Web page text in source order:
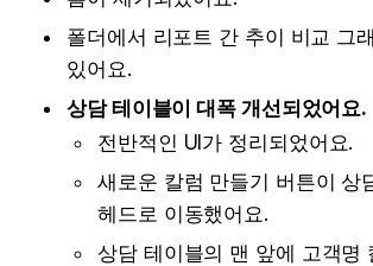
폴더에서 리포트 간 추이 비교 그
있어요.
상담 테이블이 대폭 개선되었어요.
전반적인 UI가 정리되었어요.
새로운 칼럼 만들기 버튼이 상
헤드로 이동했어요.
상담 테이블의 맨 앞에 고객명